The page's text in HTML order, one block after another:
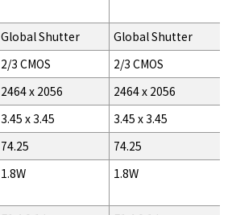
Global Shutter
Global Shutter
2/3 CMOS
2/3 CMOS
2464 x 2056
2464 x 2056
3.45 x 3.45
3.45 x 3.45
74.25
74.25
1.8W 1.8W